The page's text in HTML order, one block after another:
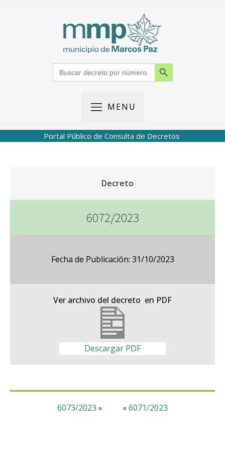
Search
for:
Search Button
MENU
Portal Público de Consulta de Decretos
Decreto
6072/2023
Fecha de Publicación: 31/10/2023
Ver archivo del decreto en PDF
Descargar PDF
«6071/2023
6073/2023 »